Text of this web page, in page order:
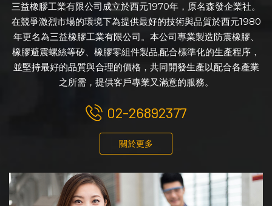
三益橡膠工業有限公司成立於西元1970年，原名森發企業社。
在競爭激烈市場的環境下為提供最好的技術與品質於西元1980
年更名為三益橡膠工業有限公司。本公司專業製造防震橡膠、
橡膠避震螺絲等矽、橡膠零組件製品,配合標準化的生產程序，
並堅持最好的品質與合理的價格，共同開發生產以配合各產業
之所需，提供客戶專業又滿意的服務。
關於更多
02-26892377